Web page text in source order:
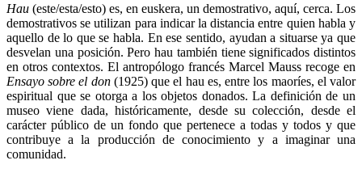
Hau (este/esta/esto) es, en euskera, un demostrativo, aquí, cerca. Los
demostrativos se utilizan para indicar la distancia entre quien habla y
aquello de lo que se habla. En ese sentido, ayudan a situarse ya que
desvelan una posición. Pero hau también tiene significados distintos
en otros contextos. El antropólogo francés Marcel Mauss recoge en
Ensayo sobre el don(1925) que el hau es, entre los maoríes, el valor
espiritual que se otorga a los objetos donados. La definición de un
museo viene dada, históricamente, desde su colección, desde el
carácter público de un fondo que pertenece a todas y todos y que
contribuye a la producción de conocimiento y a imaginar una
comunidad.